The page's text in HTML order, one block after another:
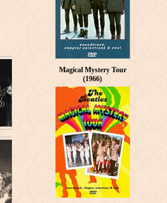
Magical Mystery Tour
(1966)